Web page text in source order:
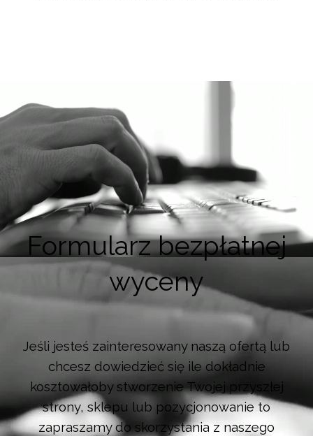
Formularz bezpłatnej
wyceny
Jeśli jesteś zainteresowany naszą ofertą lub
chcesz dowiedzieć się ile dokładnie
kosztowałoby stworzenie Twojej przyszłej
strony, sklepu lub pozycjonowanie to
zapraszamy do skorzystania z naszego